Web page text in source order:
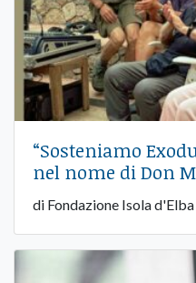
“Sosteniamo
nel nome di Don
di Fondazione Isola d'Elba